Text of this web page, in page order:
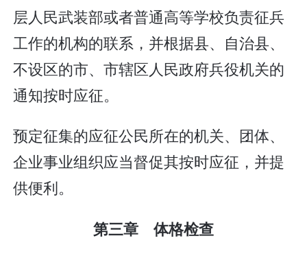
层人民武装部或者普通高等学校负责征兵
工作的机构的联系，并根据县、自治县、
不设区的市、市辖区人民政府兵役机关的
通知按时应征。
预定征集的应征公民所在的机关、团体、
企业事业组织应当督促其按时应征，并提
供便利。
第三章 体格检查